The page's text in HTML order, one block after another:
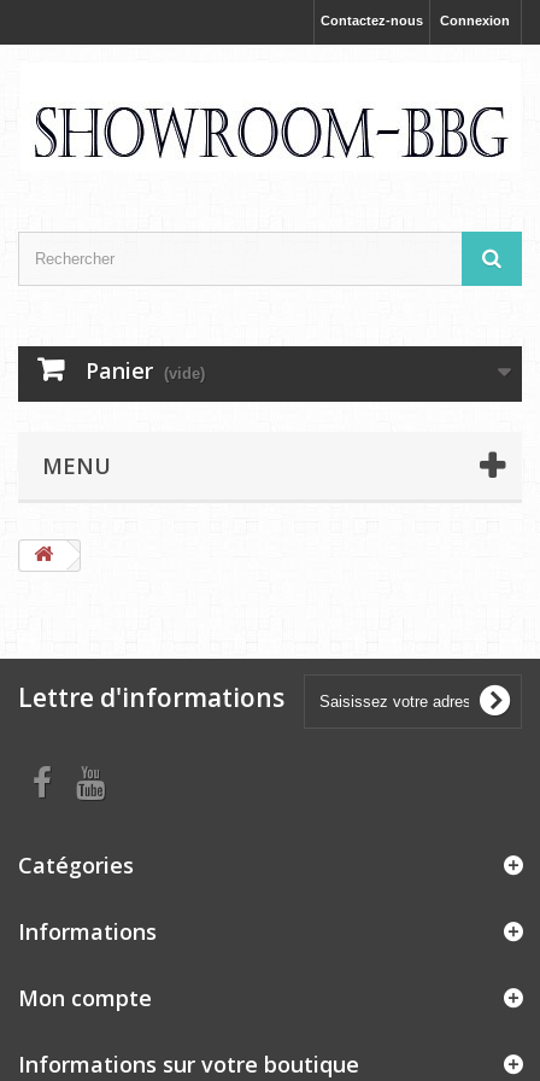
Connexion
Contactez-nous
Panier (vide)
MENU
Lettre d'informations
Catégories
Informations
Mon compte
Informations sur votre boutique